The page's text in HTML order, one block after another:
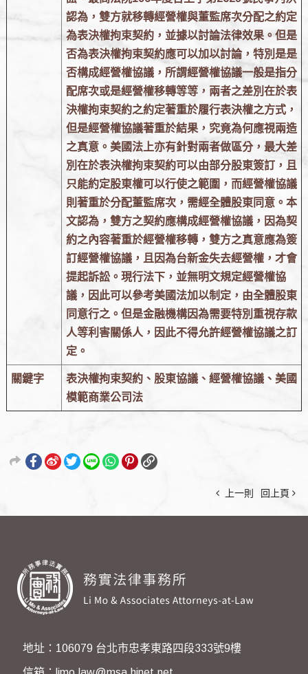
認為，雙方就移轉經營權與董監席次分配之約定
為表決權拘束契約，並據以討論法律效果。但是
否為表決權拘束契約應可以加以討論，特別是是
否構成經營權協議，所謂經營權協議一般是指分
配席次或是經營權移轉等等，兩者之差別在於表
決權拘束契約之約定著重於履行表決權之方式，
但是經營權協議著重於結果，究竟為何應視兩造
之真意。美國法上亦有針對兩者做區分，最大差
別在於表決權拘束契約可以由部分股東簽訂，且
只能約定股東權可以行使之範圍，而經營權協議
則著重於分配董監席次，需經全體股東同意。本
文認為，雙方之契約應構成經營權協議，因為契
約之內容著重於經營權移轉，雙方之真意應為簽
訂經營權協議，且因為台新金失去經營權，才會
提起訴訟。現行法下，並無明文規定經營權協
議，因此可以參考美國法加以制定，由全體股東
同意行之。但是金融機構因為需要特別重視存款
人等利害關係人，因此不得允許經營權協議之訂
定。
關鍵字
表決權拘束契約、股東協議、經營權協議、美國
模範商業公司法
上一則 回上頁
地址：106079 台北市忠孝東路四段333號9樓